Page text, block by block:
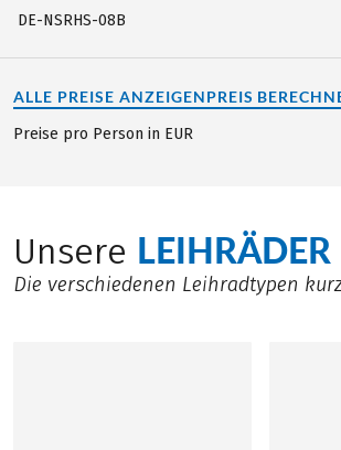
DE-NSRHS-08B
ALLE PREISE ANZEIGENPREIS
Preise pro Person in EUR
Unsere LEIHRÄDER
Die verschiedenen Leihradtypen